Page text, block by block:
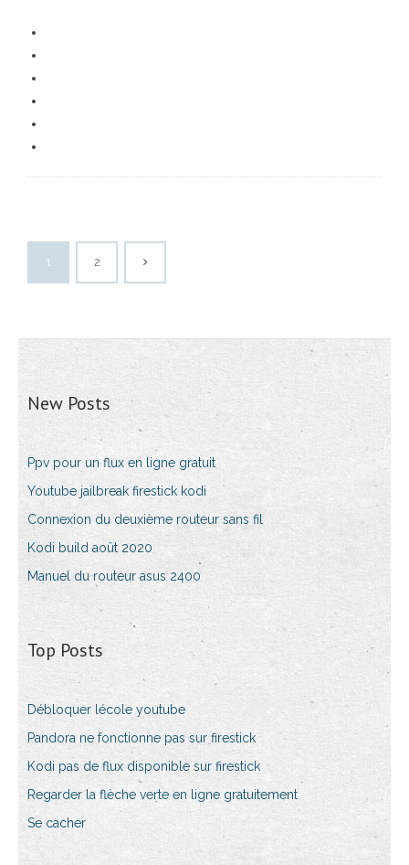
1 2
New Posts
Ppv pour un flux en ligne gratuit
Youtube jailbreak firestick kodi
Connexion du deuxième routeur sans fil
Kodi build août 2020
Manuel du routeur asus 2400
Top Posts
Débloquer lécole youtube
Pandora ne fonctionne pas sur firestick
Kodi pas de flux disponible sur firestick
Regarder la flèche verte en ligne gratuitement
Se cacher